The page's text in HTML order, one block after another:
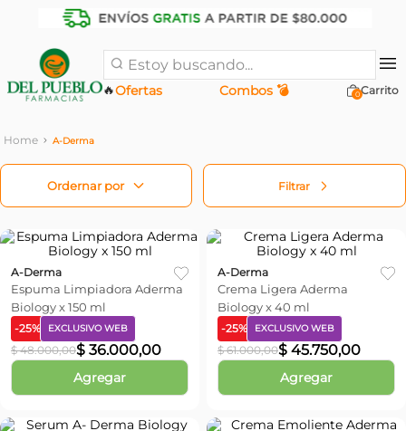
Estoy buscando...
Ofertas
🔥 Combos 💣 0
A-Derma
Filtrar
A-Derma
Espuma Limpiadora Aderma
Biology x 150 ml
-25% EXCLUSIVO WEB
$ 48.000,00$ 36.000,00
Agregar
A-Derma
Crema Ligera Aderma
Biology x 40 ml
-25% EXCLUSIVO WEB
$ 61.000,00$ 45.750,00
Agregar